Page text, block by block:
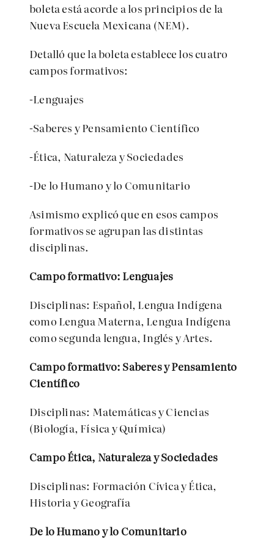
boleta está acorde a los principios de la
Nueva Escuela Mexicana (NEM).
Detalló que la boleta establece los cuatro
campos formativos:
-Lenguajes
-Saberes y Pensamiento Científico
-Ética, Naturaleza y Sociedades
-De lo Humano y lo Comunitario
Asimismo explicó que en esos campos
formativos se agrupan las distintas
disciplinas.
Campo formativo: Lenguajes
Disciplinas: Español, Lengua Indígena
como Lengua Materna, Lengua Indígena
como segunda lengua, Inglés y Artes.
Campo formativo: Saberes y Pensamiento
Científico
Disciplinas: Matemáticas y Ciencias
(Biología, Física y Química)
Campo Ética, Naturaleza y Sociedades
Disciplinas: Formación Cívica y Ética,
Historia y Geografía
De lo Humano y lo Comunitario